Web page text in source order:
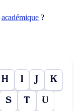
académique?
H I J K
S T U